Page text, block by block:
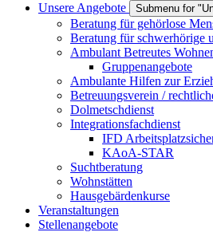
Unsere Angebote
Submenu for
Beratung für gehörlose
Beratung für schwerhörige
Ambulant Betreutes
Gruppenangebote
Ambulante Hilfen zur
Betreuungsverein /
Dolmetschdienst
Integrationsfachdienst
IFD
KAoA-STAR
Suchtberatung
Wohnstätten
Hausgebärdenkurse
Veranstaltungen
Stellenangebote